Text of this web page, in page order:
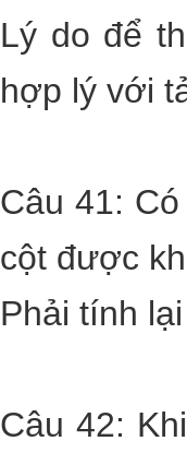
Lý do để
hợp lý với
Câu 41:
cột được
Phải tính
Câu 42: